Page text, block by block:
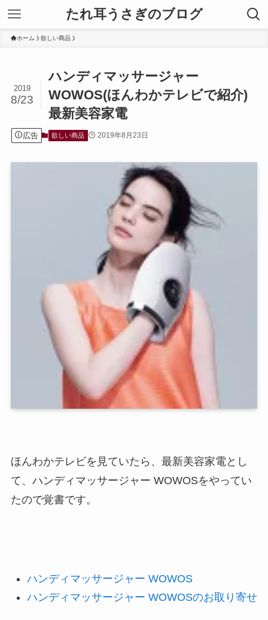
たれ耳うさぎのブログ
ホーム 欲しい商品
ハンディマッサージャー
WOWOS(ほんわかテレビで紹介)
最新美容家電
2019
8/23
広告 欲しい商品 2019年8月23日
ほんわかテレビを見ていたら、最新美容家電とし
て、ハンディマッサージャー WOWOSをやってい
たので覚書です。
ハンディマッサージャー WOWOS
ハンディマッサージャー WOWOSのお取り寄せ